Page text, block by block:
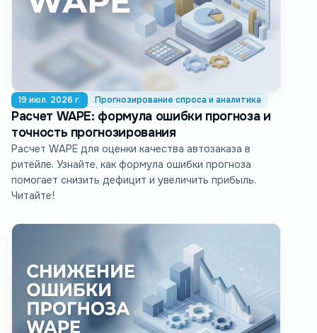
19 июл. 2026 г. Прогнозирование спроса и аналитика
Расчет WAPE: формула ошибки прогноза и
точность прогнозирования
Расчет WAPE для оценки качества автозаказа в
ритейле. Узнайте, как формула ошибки прогноза
помогает снизить дефицит и увеличить прибыль.
Читайте!